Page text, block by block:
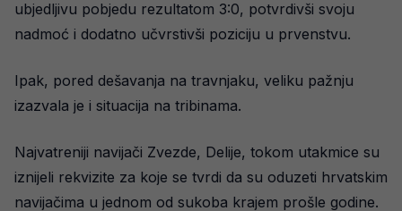
ubjedljivu pobjedu rezultatom 3:0, potvrdivši svoju
nadmoć i dodatno učvrstivši poziciju u prvenstvu.
Ipak, pored dešavanja na travnjaku, veliku pažnju
izazvala je i situacija na tribinama.
Najvatreniji navijači Zvezde, Delije, tokom utakmice su
iznijeli rekvizite za koje se tvrdi da su oduzeti hrvatskim
navijačima u jednom od sukoba krajem prošle godine.